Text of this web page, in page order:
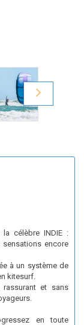
la célèbre INDIE :
encore
à un système de
kitesurf.
rassurant et sans
en toute